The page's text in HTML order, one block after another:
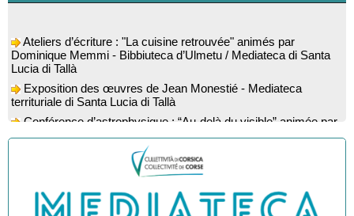
Dominique Memmi - Bibbiuteca d’Ulmetu / Mediateca di Santa
Lucia di Tallà
territuriale di Santa Lucia di Tallà
l’astrophysicien Paul Guerrini - Médiathèque - Pitretu è
Bicchisgià
Exposition des œuvres de Dominique Malberti Morin :
"Racines, peintures acryliques et aquarelles" - Mediateca
Animation : "Petits lecteurs" - Médiathèque - Pitretu è